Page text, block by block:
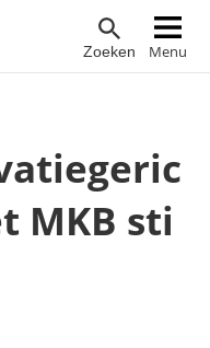
Zoeken Menu
Hoofdnavigatie
MKB sti